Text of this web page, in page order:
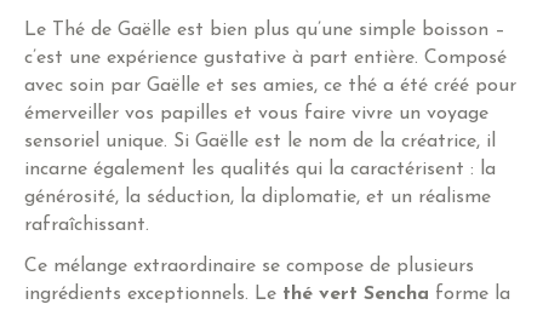
Le Thé de Gaëlle est bien plus qu’une simple boisson –
c’est une expérience gustative à part entière. Composé
avec soin par Gaëlle et ses amies, ce thé a été créé pour
émerveiller vos papilles et vous faire vivre un voyage
sensoriel unique. Si Gaëlle est le nom de la créatrice, il
incarne également les qualités qui la caractérisent : la
générosité, la séduction, la diplomatie, et un réalisme
rafraîchissant.
Ce mélange extraordinaire se compose de plusieurs
ingrédients exceptionnels. Le thé vert Sencha forme la